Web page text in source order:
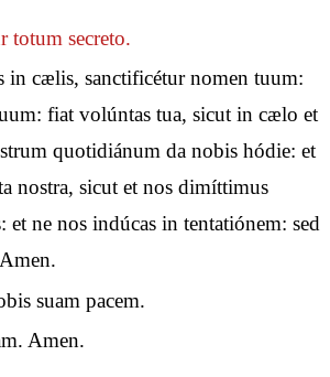
totum secreto.
in cælis, sanctificétur nomen tuum:
fiat volúntas tua, sicut in cælo et
quotidiánum da nobis hódie: et
nostra, sicut et nos dimíttimus
et ne nos indúcas in tentatiónem: sed
suam pacem.
Amen.